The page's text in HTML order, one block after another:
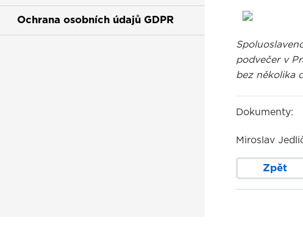
podvečer v
bez několika
Dokumenty:
Miroslav
Zpět
Ochrana osobních údajů GDPR